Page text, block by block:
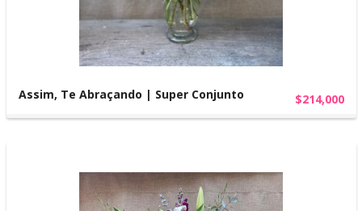
Assim, Te Abraçando | Super Conjunto $214,000